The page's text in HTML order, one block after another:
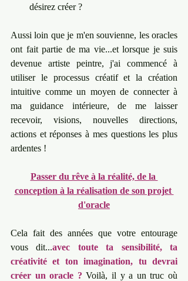
désirez créer ?
Aussi loin que je m'en souvienne, les oracles
ont fait partie de ma vie...et lorsque je suis
devenue artiste peintre, j'ai commencé à
utiliser le processus créatif et la création
intuitive comme un moyen de connecter à
ma guidance intérieure, de me laisser
recevoir, visions, nouvelles directions,
actions et réponses à mes questions les plus
ardentes !
Passer du rêve à la réalité, de la
conception à la réalisation de son projet
d'oracle
Cela fait des années que votre entourage
vous dit...avec toute ta sensibilité, ta
créativité et ton imagination, tu devrai
créer un oracle ? Voilà, il y a un truc où